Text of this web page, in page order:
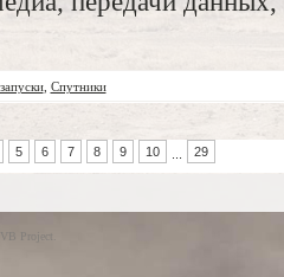
, Спутники
5 6 7 8 9 10 29
Project.